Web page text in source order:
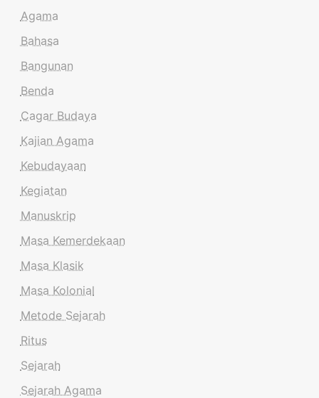
Agama
Bahasa
Bangunan
Benda
Cagar Budaya
Kajian Agama
Kebudayaan
Kegiatan
Manuskrip
Masa Kemerdekaan
Masa Klasik
Masa Kolonial
Metode Sejarah
Ritus
Sejarah
Sejarah Agama